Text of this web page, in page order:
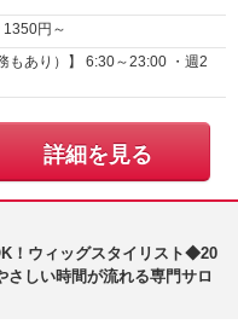
1350円～
もあり）】 6:30～23:00 ・週2
詳細を見る
！ウィッグスタイリスト◆20
しい時間が流れる専門サロ